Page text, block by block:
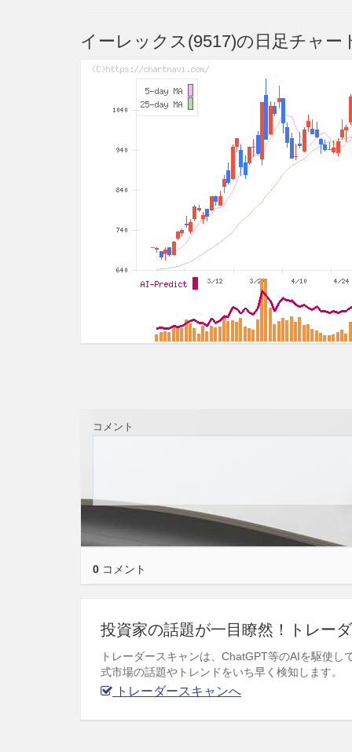
イーレックス(9517)の日足チャー
コメント
0 コメント
投資家の話題が一目瞭然！トレー
トレーダースキャンは、ChatGPT等のAIを駆使
式市場の話題やトレンドをいち早く検知します。
トレーダースキャンへ